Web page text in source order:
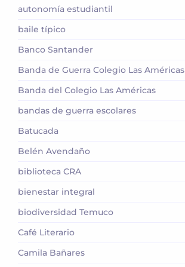
autonomía estudiantil
baile típico
Banco Santander
Banda de Guerra Colegio Las Américas
Banda del Colegio Las Américas
bandas de guerra escolares
Batucada
Belén Avendaño
biblioteca CRA
bienestar integral
biodiversidad Temuco
Café Literario
Camila Bañares